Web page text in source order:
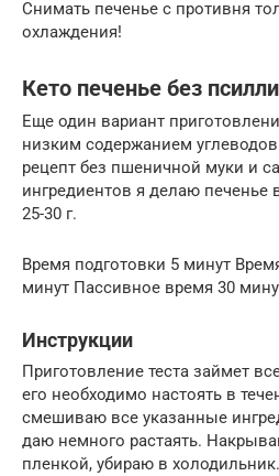
Снимать печенье с противня
охлаждения!
Кето печенье без
Еще один вариант
низким содержанием
рецепт без пшеничной муки и
ингредиентов я делаю печенье
25-30 г.
Время подготовки 5 минут
минут Пассивное время 30
Инструкции
Приготовление теста займет
его необходимо настоять в
смешиваю все указанные
даю немного растаять.
пленкой, убираю в